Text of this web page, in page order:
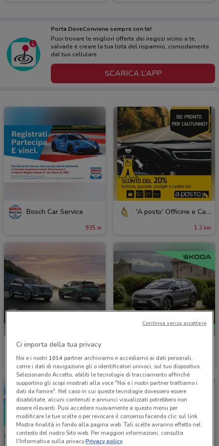
Porta DoveConviene sempre con te!
Puoi trovare le migliori offerte dei negozi vicino a te,
salvarle e creare la tua lista del risparmio, comodamente
dal tuo cellulare.
SCARICA L’APP
Bosch Car Service
935 m
'A posto' Officine e Carrozzerie
1.3 km
Audi
2 km Scade il 31/12
Ci importa della tua privacy
Noi e i nostri 1014partner archiviamo e accediamo ai dati personali,
come i dati di navigazione gli o identificatori univoci, sul tuo dispositivo.
Selezionando Accetto, abiliti le tecnologie di tracciamento affinché
supportino gli scopi mostrati alla voce "Noi e i nostri partner trattiamo i
dati da fornire". Nel caso in cui queste tecnologie dovessero essere
disabilitate, alcuni contenuti e annunci visualizzati potrebbero non
essere rilevanti. Puoi accedere nuovamente a questo menu per
modificare le tue scelte o per revocare il consenso facendo clic sul link
Mostra finalità in fondo alla pagina web. Tali scelte avranno effetto nel
contesto del nostro Sito web. Per maggiori informazioni, consulta
l'Informativa sulla privacy.Privacy policy
Continua senza accettare